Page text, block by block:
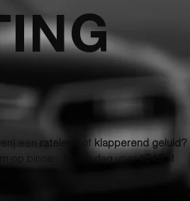
een ratelend of klapperend geluid?
op binnen 1 werkdag voor€849,-!